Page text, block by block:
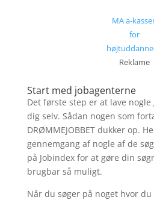
MA a-
for
Reklame
Start med jobagenterne
Det første step er at lave
dig selv. Sådan nogen som
DRØMMEJOBBET dukker op.
gennemgang af nogle af de
på Jobindex for at gøre din
brugbar så muligt.
Når du søger på noget hvor